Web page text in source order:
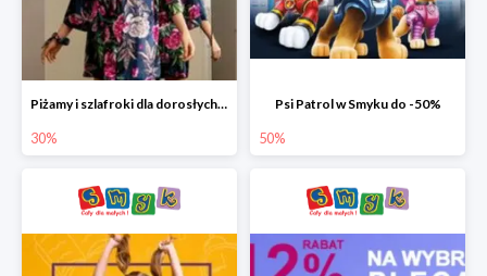
Piżamy i szlafroki dla dorosłych w Smyku do -30%
30%
Psi Patrol w Smyku do -50%
50%